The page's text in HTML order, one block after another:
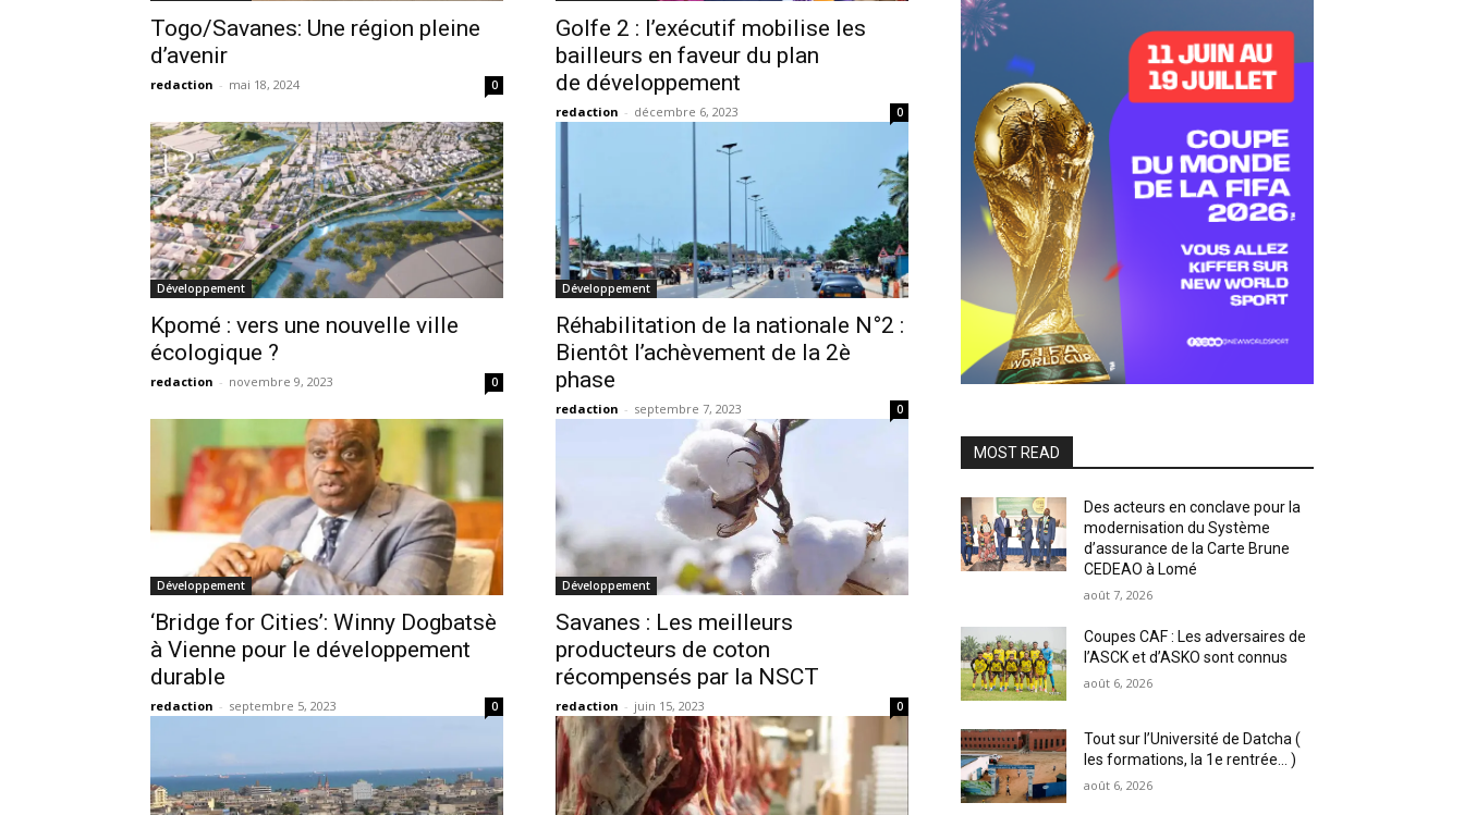
Togo/Savanes: Une région pleine
d’avenir
redaction - mai 18, 2024 0
Golfe 2 : l’exécutif mobilise les
bailleurs en faveur du plan
de développement
redaction - décembre 6, 2023 0
Développement
Kpomé : vers une nouvelle ville
écologique ?
redaction - novembre 9, 2023 0
Développement
Réhabilitation de la nationale N°2 :
Bientôt l’achèvement de la 2è
phase
redaction - septembre 7, 2023 0
Développement
‘Bridge for Cities’: Winny Dogbatsè
à Vienne pour le développement
durable
redaction - septembre 5, 2023 0
Développement
Savanes : Les meilleurs
producteurs de coton
récompensés par la NSCT
redaction - juin 15, 2023 0
MOST READ
Des acteurs en conclave pour la
modernisation du Système
d’assurance de la Carte Brune
CEDEAO à Lomé
août 7, 2026
Coupes CAF : Les adversaires de
l’ASCK et d’ASKO sont connus
août 6, 2026
Tout sur l’Université de Datcha (
les formations, la 1e rentrée… )
août 6, 2026